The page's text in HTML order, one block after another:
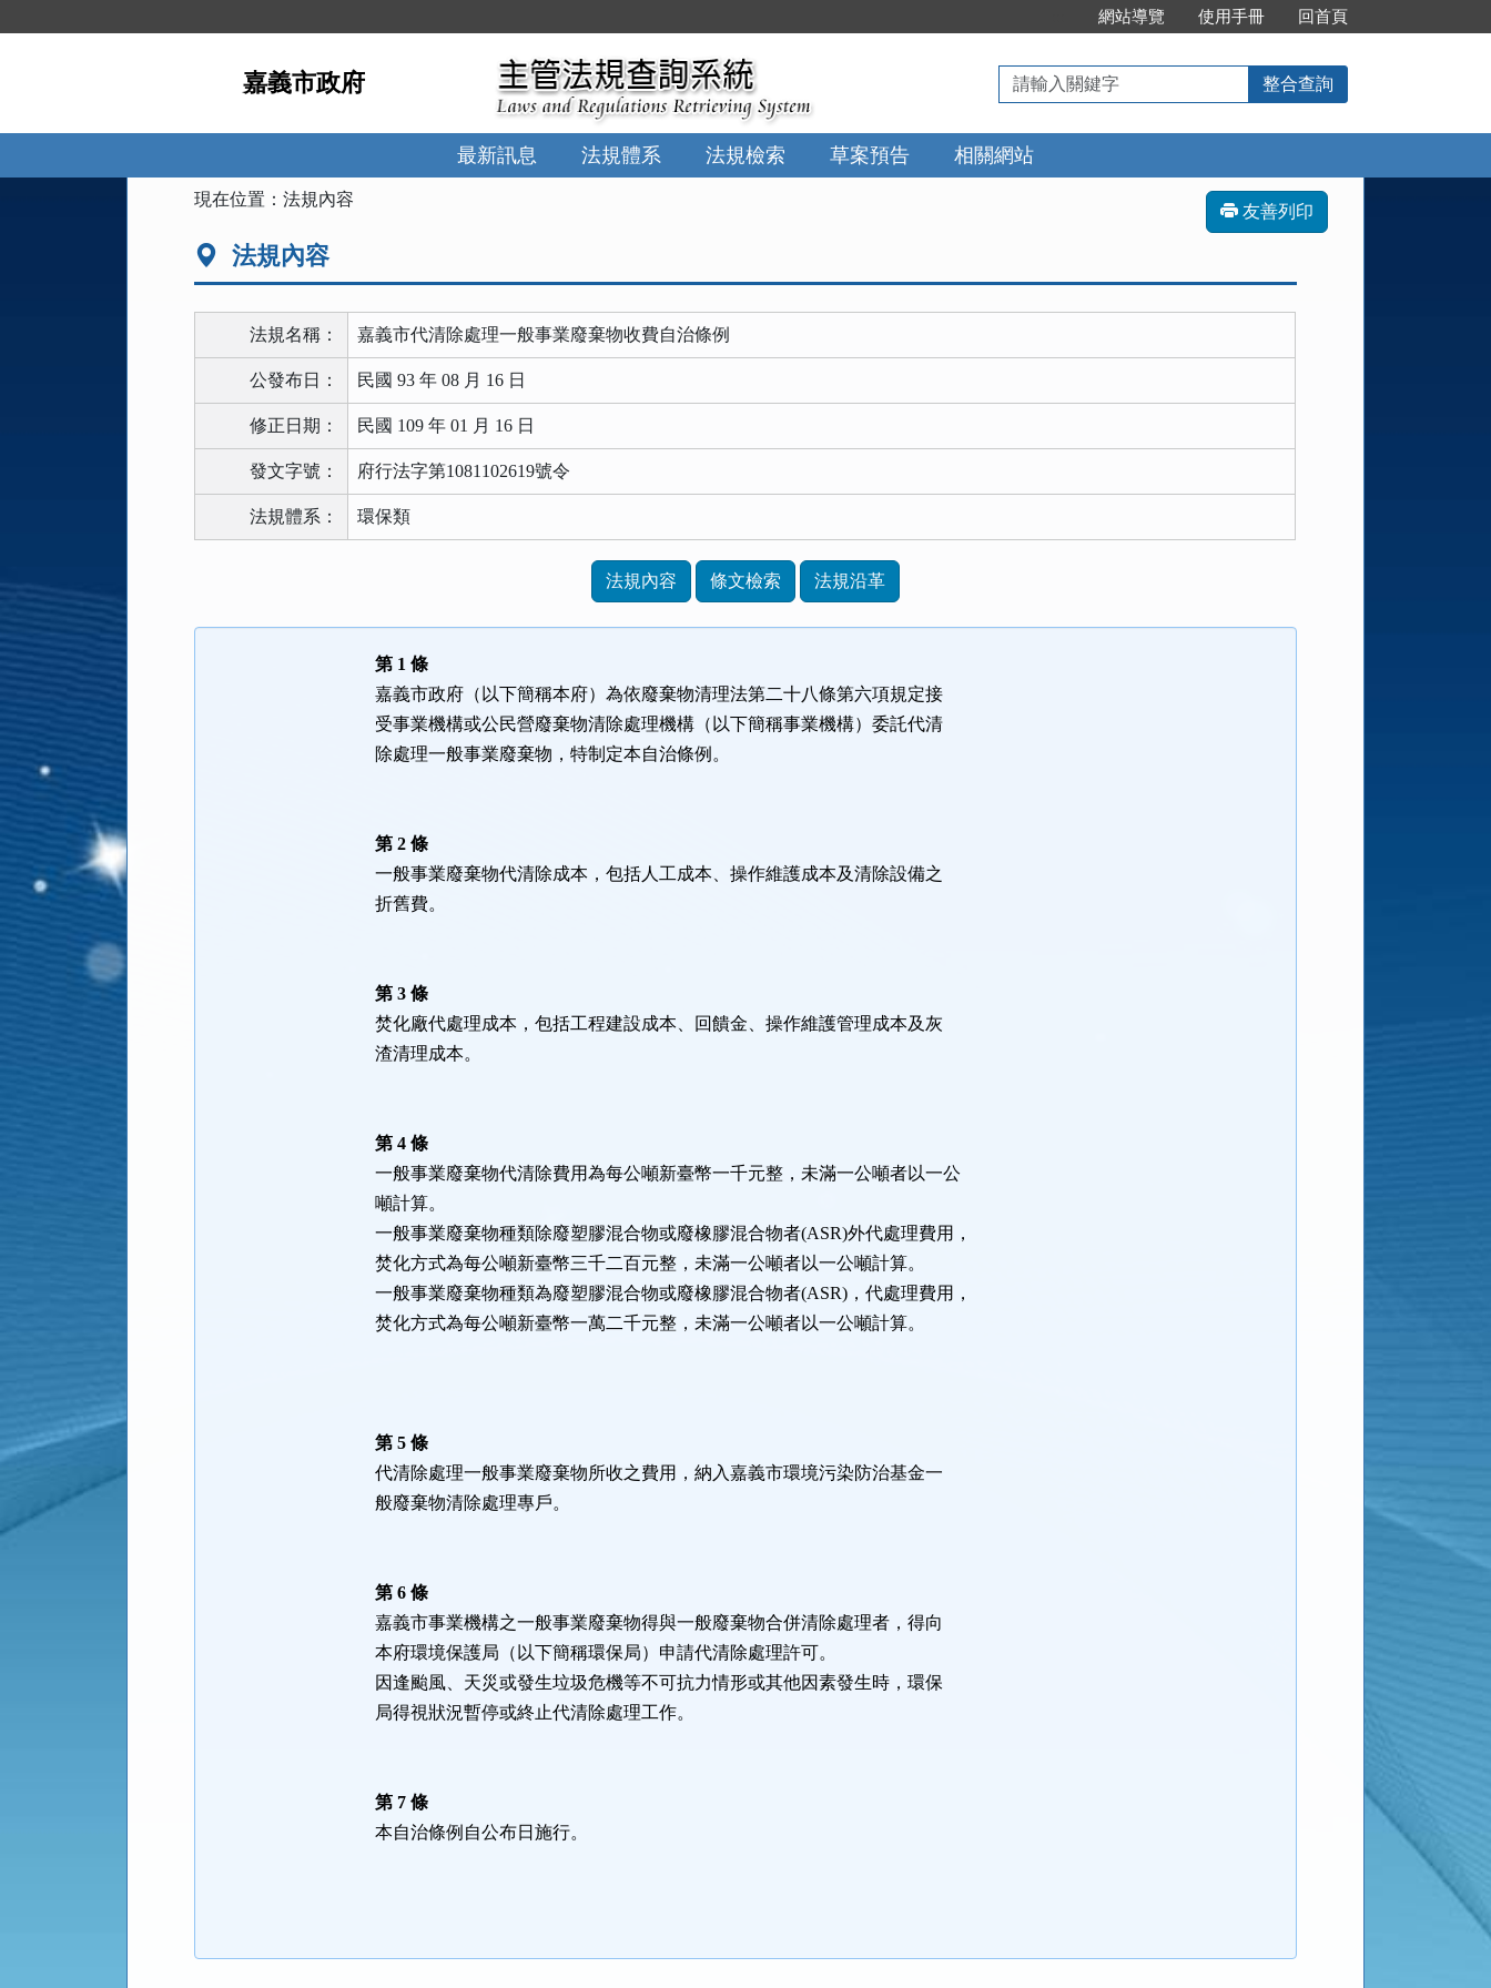
到
網站導覽 使用手冊 回首頁
嘉義市政府
請
輸
入
關
鍵
整合查詢
最新訊息 法規體系 法規檢索 草案預告 相關網站
現在位置：法規內容
友善列印
法規內容
法規名稱： 嘉義市代清除處理一般事業廢棄物收費自治條例
公發布日： 民國 93 年 08 月 16 日
修正日期： 民國 109 年 01 月 16 日
發文字號： 府行法字第1081102619號令
法規體系： 環保類
功
法規內容 條文檢索 法規沿革
第 1 條
嘉義市政府（以下簡稱本府）為依廢棄物清理法第二十八條第六項規定接
受事業機構或公民營廢棄物清除處理機構（以下簡稱事業機構）委託代清
除處理一般事業廢棄物，特制定本自治條例。
第 2 條
一般事業廢棄物代清除成本，包括人工成本、操作維護成本及清除設備之
折舊費。
第 3 條
焚化廠代處理成本，包括工程建設成本、回饋金、操作維護管理成本及灰
渣清理成本。
第 4 條
一般事業廢棄物代清除費用為每公噸新臺幣一千元整，未滿一公噸者以一公
噸計算。
一般事業廢棄物種類除廢塑膠混合物或廢橡膠混合物者(ASR)外代處理費用，
焚化方式為每公噸新臺幣三千二百元整，未滿一公噸者以一公噸計算。
一般事業廢棄物種類為廢塑膠混合物或廢橡膠混合物者(ASR)，代處理費用，
焚化方式為每公噸新臺幣一萬二千元整，未滿一公噸者以一公噸計算。
第 5 條
代清除處理一般事業廢棄物所收之費用，納入嘉義市環境污染防治基金一
般廢棄物清除處理專戶。
第 6 條
嘉義市事業機構之一般事業廢棄物得與一般廢棄物合併清除處理者，得向
本府環境保護局（以下簡稱環保局）申請代清除處理許可。
因逢颱風、天災或發生垃圾危機等不可抗力情形或其他因素發生時，環保
局得視狀況暫停或終止代清除處理工作。
第 7 條
本自治條例自公布日施行。